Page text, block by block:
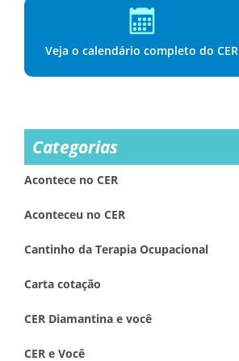
Veja o calendário completo do CER
Categorias
Acontece no CER
Aconteceu no CER
Cantinho da Terapia Ocupacional
Carta cotação
CER Diamantina e você
CER e Você